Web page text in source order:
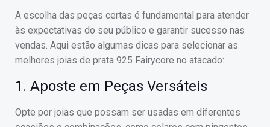
A escolha das peças certas é fundamental para atender
às expectativas do seu público e garantir sucesso nas
vendas. Aqui estão algumas dicas para selecionar as
melhores joias de prata 925 Fairycore no atacado:
1. Aposte em Peças Versáteis
Opte por joias que possam ser usadas em diferentes